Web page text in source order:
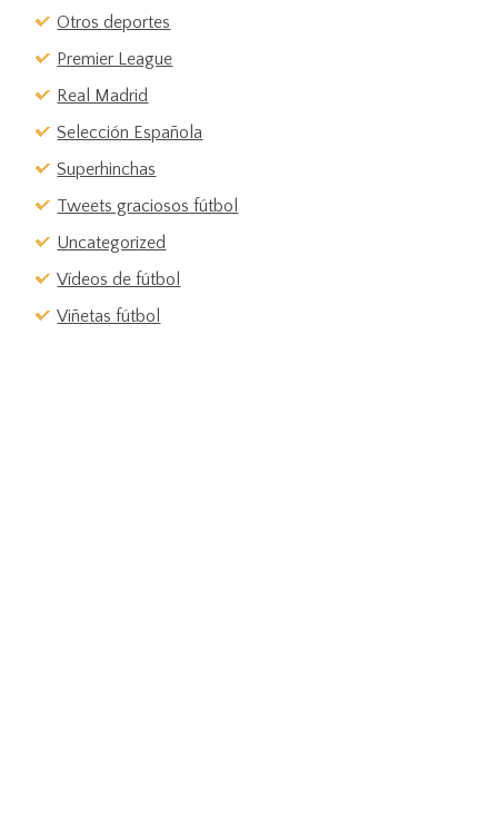
Otros deportes
Premier League
Real Madrid
Selección Española
Superhinchas
Tweets graciosos fútbol
Uncategorized
Vídeos de fútbol
Viñetas fútbol